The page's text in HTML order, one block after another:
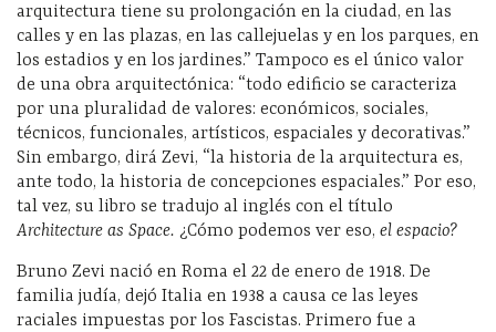
arquitectura tiene su prolongación en la ciudad, en las
calles y en las plazas, en las callejuelas y en los parques, en
los estadios y en los jardines.” Tampoco es el único valor
de una obra arquitectónica: “todo edificio se caracteriza
por una pluralidad de valores: económicos, sociales,
técnicos, funcionales, artísticos, espaciales y decorativas.”
Sin embargo, dirá Zevi, “la historia de la arquitectura es,
ante todo, la historia de concepciones espaciales.” Por eso,
tal vez, su libro se tradujo al inglés con el título
Architecture as Space. ¿Cómo podemos ver eso, el espacio?
Bruno Zevi nació en Roma el 22 de enero de 1918. De
familia judía, dejó Italia en 1938 a causa ce las leyes
raciales impuestas por los Fascistas. Primero fue a